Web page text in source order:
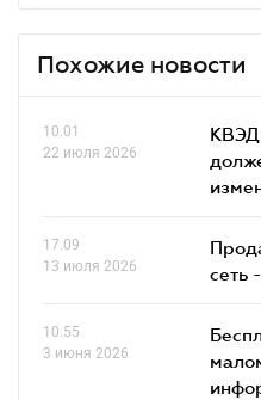
Похожие новости
10.01
22 июля 2026
КВЭД
17.09
13 июля 2026
сеть
10.55
3 июня 2026